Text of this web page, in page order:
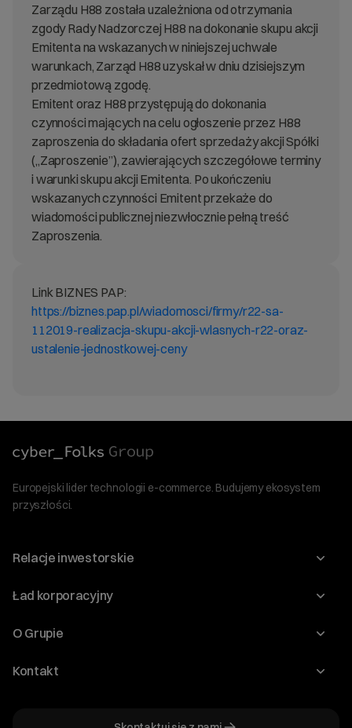
Zarządu H88 została uzależniona od otrzymania
zgody Rady Nadzorczej H88 na dokonanie skupu akcji
Emitenta na wskazanych w niniejszej uchwale
warunkach, Zarząd H88 uzyskał w dniu dzisiejszym
przedmiotową zgodę.
Emitent oraz H88 przystępują do dokonania
czynności mających na celu ogłoszenie przez H88
zaproszenia do składania ofert sprzedaży akcji Spółki
(„Zaproszenie”), zawierających szczegółowe terminy
i warunki skupu akcji Emitenta. Po ukończeniu
wskazanych czynności Emitent przekaże do
wiadomości publicznej niezwłocznie pełną treść
Zaproszenia.
Link BIZNES PAP:
https://biznes.pap.pl/wiadomosci/firmy/r22-sa-
112019-realizacja-skupu-akcji-wlasnych-r22-oraz-
ustalenie-jednostkowej-ceny
Europejski lider technologii e-commerce. Budujemy ekosystem
przyszłości.
Relacje inwestorskie
Raporty
Ład korporacyjny
Walne Zgromadzenia
O Grupie
O Spółce
Kontakt